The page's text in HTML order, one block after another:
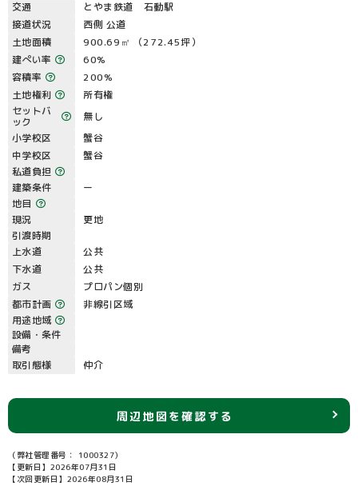
交通
とやま鉄道 石動駅
接道状況
西側 公道
土地面積
900.69㎡ （272.45坪）
建ぺい率
60%
容積率
200%
土地権利
所有権
セットバ
ック
無し
小学校区
蟹谷
中学校区
蟹谷
私道負担
建築条件
ー
地目
現況
更地
引渡時期
上水道
公共
下水道
公共
ガス
プロパン個別
都市計画
非線引区域
用途地域
設備・条件
備考
取引態様
仲介
周辺地図を確認する
（弊社管理番号： 1000327）
【更新日】2026年07月31日
【次回更新日】2026年08月31日